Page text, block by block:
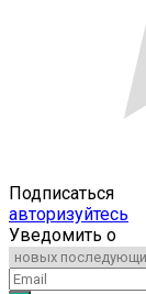
Подписаться
авторизуйтесь
Уведомить о